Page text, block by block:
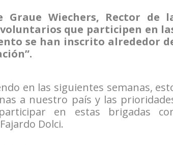
Graue Wiechers, Rector de
que participen en
se han inscrito alrededor
en las siguientes semanas,
a nuestro país y las
en estas brigadas
Dolci.